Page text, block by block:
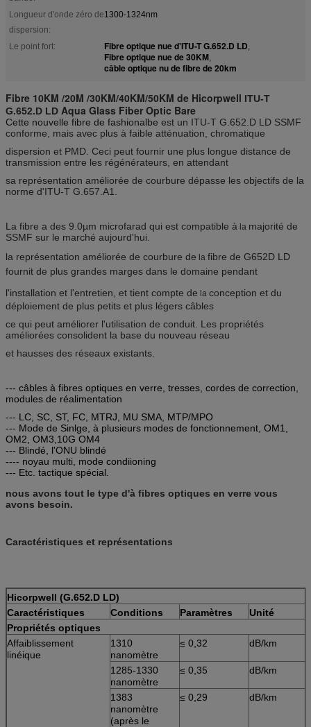
Longueur d'onde zéro de
dispersion:
1300-1324nm
Le point fort: Fibre optique nue d'ITU-T G.652.D LD,
Fibre optique nue de 30KM,
câble optique nu de fibre de 20km
Fibre 10KM /20M /30KM/40KM/50KM de Hicorpwell ITU-T
G.652.D LD Aqua Glass Fiber Optic Bare
Cette nouvelle fibre de fashionalbe est un ITU-T G.652.D LD SSMF
conforme, mais avec plus à faible atténuation, chromatique
dispersion et PMD. Ceci peut fournir une plus longue distance de
transmission entre les régénérateurs, en attendant
sa représentation améliorée de courbure dépasse les objectifs de la
norme d'ITU-T G.657.A1.
La fibre a des 9.0µm microfarad qui est compatible à la majorité de
SSMF sur le marché aujourd'hui.
la représentation améliorée de courbure de la fibre de G652D LD
fournit de plus grandes marges dans le domaine pendant
l'installation et l'entretien, et tient compte de la conception et du
déploiement de plus petits et plus légers câbles
ce qui peut améliorer l'utilisation de conduit. Les propriétés
améliorées consolident la base du nouveau réseau
et hausses des réseaux existants.
--- câbles à fibres optiques en verre, tresses, cordes de correction,
modules de réalimentation
--- LC, SC, ST, FC, MTRJ, MU SMA, MTP/MPO
--- Mode de Sinlge, à plusieurs modes de fonctionnement, OM1,
OM2, OM3,10G OM4
--- Blindé, l'ONU blindé
---- noyau multi, mode condiioning
--- Etc. tactique spécial.
nous avons tout le type d'à fibres optiques en verre vous
avons besoin.
Caractéristiques et représentations
Hicorpwell (G.652.D LD)
Caractéristiques
Conditions Paramètres
Unité
Propriétés optiques
Affaiblissement
linéique
1310
nanomètre
≤ 0,32 dB/km
1285-1330
nanomètre
≤ 0,35 dB/km
1383
nanomètre
(après le
≤ 0,29 dB/km